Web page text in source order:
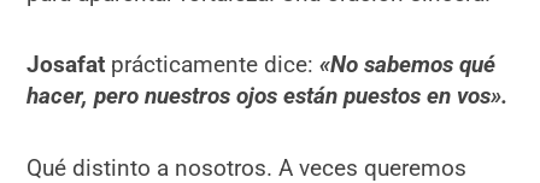
Josafat prácticamente dice:«No sabemos qué
hacer, pero nuestros ojos están puestos en vos».
Qué distinto a nosotros. A veces queremos